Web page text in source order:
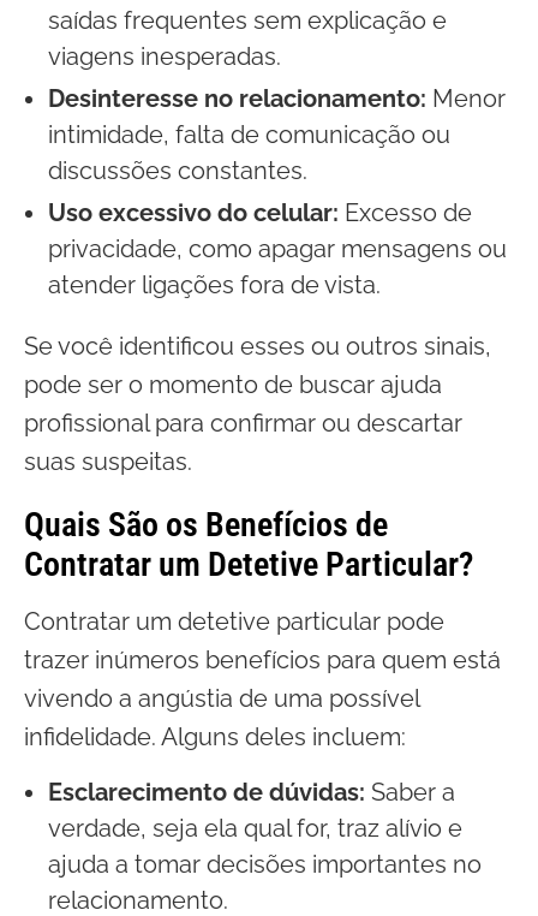
saídas frequentes sem explicação e
viagens inesperadas.
Desinteresse no relacionamento: Menor
intimidade, falta de comunicação ou
discussões constantes.
Uso excessivo do celular: Excesso de
privacidade, como apagar mensagens ou
atender ligações fora de vista.
Se você identificou esses ou outros sinais,
pode ser o momento de buscar ajuda
profissional para confirmar ou descartar
suas suspeitas.
Quais São os Benefícios de
Contratar um Detetive Particular?
Contratar um detetive particular pode
trazer inúmeros benefícios para quem está
vivendo a angústia de uma possível
infidelidade. Alguns deles incluem:
Esclarecimento de dúvidas: Saber a
verdade, seja ela qual for, traz alívio e
ajuda a tomar decisões importantes no
relacionamento.